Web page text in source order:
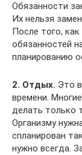
Обязанности
Их нельзя
После того,
обязанностей
планированию
2. Отдых. Это
времени.
делать только
Организму
спланирован
нужно всегда.